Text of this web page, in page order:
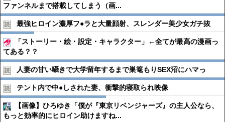
ファンネルまで搭載してしまう（画...
最強ヒロイン濃厚フ●︎ラと大量顔射、スレンダー美少女ガチ抜
「ストーリー・絵・設定・キャラクター」←全てが最高の漫画っ
てある？？
人妻の甘い囁きで大学留年するまで巣篭もりSEX沼にハマっ
テント内で中●︎しされた妻、衝撃的寝取られ映像
【画像】ひろゆき「僕が『東京リベンジャーズ』の主人公なら、
もっと効率的にヒロイン助けますね...